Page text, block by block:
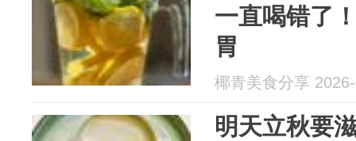
一直喝错了
胃
椰青美食分享
明天立秋要